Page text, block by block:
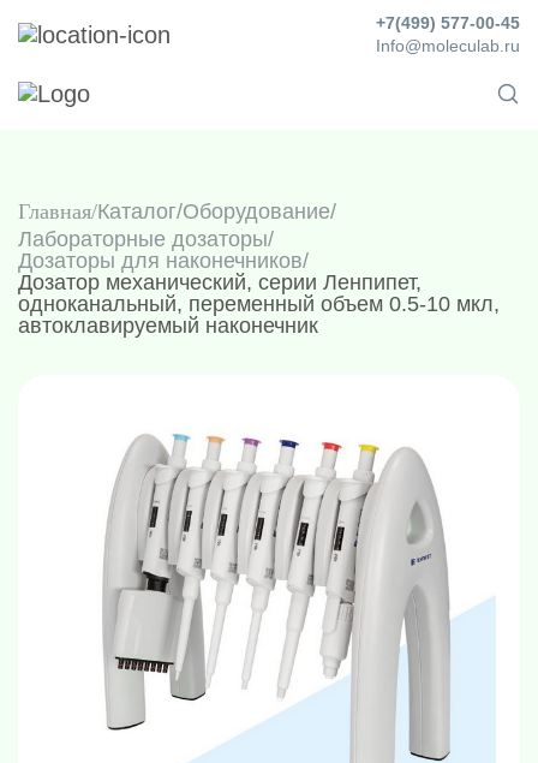
Info@moleculab.ru
+7(499) 577-00-45
Главная Каталог/Оборудование/
Лабораторные дозаторы/
Дозаторы для наконечников/
Дозатор механический, серии Ленпипет,
одноканальный, переменный объем 0.5-10 мкл,
автоклавируемый наконечник